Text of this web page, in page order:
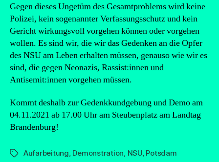
Gegen dieses Ungetüm des Gesamtproblems wird keine
Polizei, kein sogenannter Verfassungsschutz und kein
Gericht wirkungsvoll vorgehen können oder vorgehen
wollen. Es sind wir, die wir das Gedenken an die Opfer
des NSU am Leben erhalten müssen, genauso wie wir es
sind, die gegen Neonazis, Rassist:innen und
Antisemit:innen vorgehen müssen.
Kommt deshalb zur Gedenkkundgebung und Demo am
04.11.2021 ab 17.00 Uhr am Steubenplatz am Landtag
Brandenburg!
Schlagwörter
Aufarbeitung, Demonstration, NSU, Potsdam